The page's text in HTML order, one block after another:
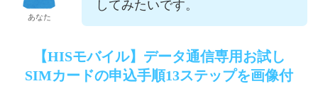
あなた
してみたいです。
【HISモバイル】データ通信専用お試し
SIMカードの申込手順13ステップを画像付